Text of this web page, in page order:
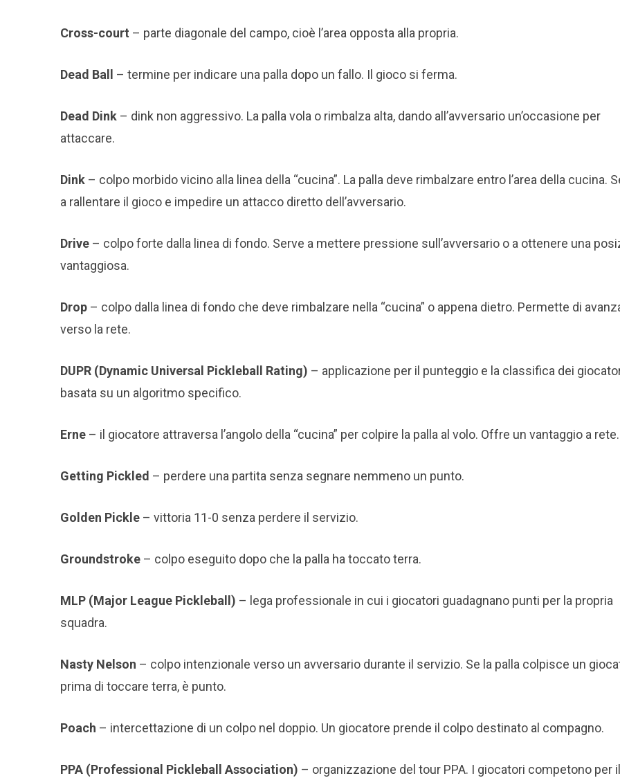
Cross-court – parte diagonale del campo, cioè l’area opposta alla propria.
Dead Ball – termine per indicare una palla dopo un fallo. Il gioco si ferma.
Dead Dink – dink non aggressivo. La palla vola o rimbalza alta, dando all’avversario un’occasione per
attaccare.
Dink – colpo morbido vicino alla linea della “cucina”. La palla deve rimbalzare entro l’area della cucina.
a rallentare il gioco e impedire un attacco diretto dell’avversario.
Drive – colpo forte dalla linea di fondo. Serve a mettere pressione sull’avversario o a ottenere una
vantaggiosa.
Drop – colpo dalla linea di fondo che deve rimbalzare nella “cucina” o appena dietro. Permette di
verso la rete.
DUPR (Dynamic Universal Pickleball Rating) – applicazione per il punteggio e la classifica dei
basata su un algoritmo specifico.
Erne – il giocatore attraversa l’angolo della “cucina” per colpire la palla al volo. Offre un vantaggio a rete.
Getting Pickled – perdere una partita senza segnare nemmeno un punto.
Golden Pickle – vittoria 11-0 senza perdere il servizio.
Groundstroke – colpo eseguito dopo che la palla ha toccato terra.
MLP (Major League Pickleball) – lega professionale in cui i giocatori guadagnano punti per la propria
squadra.
Nasty Nelson – colpo intenzionale verso un avversario durante il servizio. Se la palla colpisce un
prima di toccare terra, è punto.
Poach – intercettazione di un colpo nel doppio. Un giocatore prende il colpo destinato al compagno.
PPA (Professional Pickleball Association) – organizzazione del tour PPA. I giocatori competono per il